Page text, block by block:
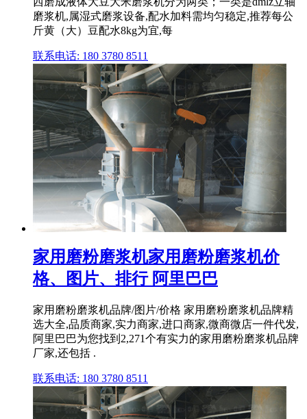
磨浆机,属湿式磨浆设备,配水加料需均匀稳定,推荐每公
斤黄（大）豆配水8kg为宜,每
联系电话: 180 3780 8511
家用磨粉磨浆机家用磨粉磨浆机价
格、图片、排行 阿里巴巴
家用磨粉磨浆机品牌/图片/价格 家用磨粉磨浆机品牌精
选大全,品质商家,实力商家,进口商家,微商微店一件代发,
阿里巴巴为您找到2,271个有实力的家用磨粉磨浆机品牌
厂家,还包括 .
联系电话: 180 3780 8511